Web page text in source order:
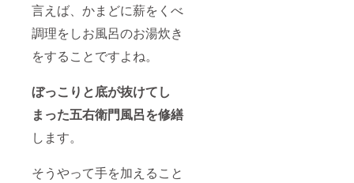
言えば、かまどに薪をくべ
調理をしお風呂のお湯炊き
をすることですよね。
ぼっこりと底が抜けてし
まった五右衛門風呂を修繕
します。
そうやって手を加えること